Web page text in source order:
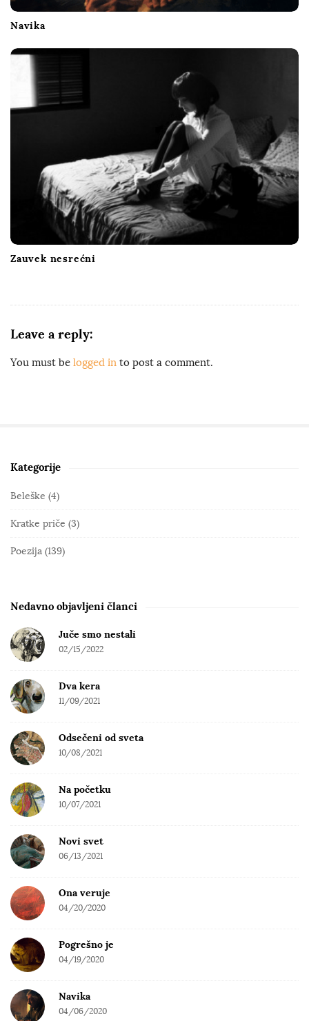
Navika
Zauvek nesrećni
Leave a reply:
You must be logged in to post a comment.
S
i
e
S
e
a
r
Kategorije
Beleške (4)
Kratke priče (3)
Poezija (139)
Nedavno objavljeni članci
Juče smo nestali
02/15/2022
Dva kera
11/09/2021
Odsečeni od sveta
10/08/2021
Na početku
10/07/2021
Novi svet
06/13/2021
Ona veruje
04/20/2020
Pogrešno je
04/19/2020
Navika
04/06/2020